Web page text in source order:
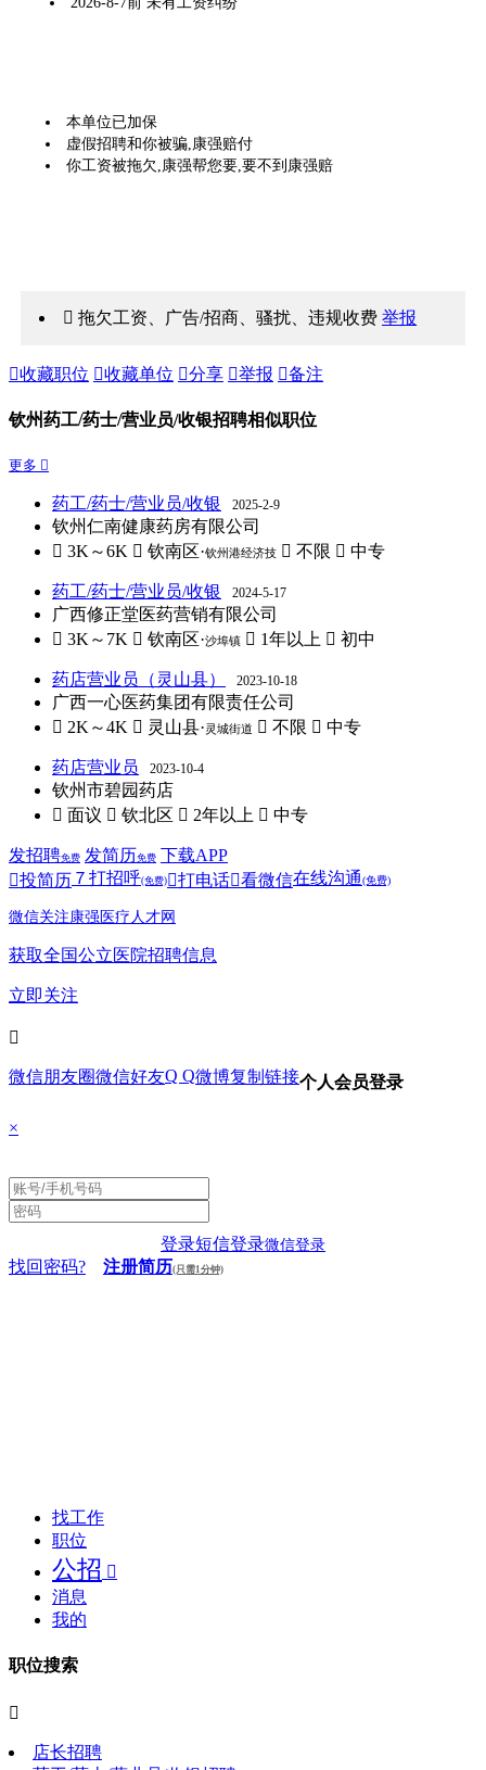
本单位已加保
虚假招聘和你被骗,康强赔付
你工资被拖欠,康强帮您要,要不到康强赔
 拖欠工资、广告/招商、骚扰、违规收费举报
收藏职位 收藏单位 分享 举报 备注
钦州药工/药士/营业员/收银招聘相似职位
更多 
药工/药士/营业员/收银 2025-2-9
钦州仁南健康药房有限公司
 3K～6K  钦南区·钦州港经济技  不限  中专
药工/药士/营业员/收银 2024-5-17
广西修正堂医药营销有限公司
 3K～7K  钦南区·沙埠镇  1年以上  初中
药店营业员（灵山县） 2023-10-18
广西一心医药集团有限责任公司
 2K～4K  灵山县·灵城街道  不限  中专
药店营业员 2023-10-4
钦州市碧园药店
 面议  钦北区  2年以上  中专
发招聘免费 发简历免费 下载APP
投简历 ７ 打招呼(免费) 打电话看微信在线沟通(免费)
微信关注康强医疗人才网
获取全国公立医院招聘信息
立即关注

微信朋友圈微信好友Q Q微博复制链接个人会员登录
×
登录短信登录微信登录
找回密码? 注册简历(只需1分钟)
找工作
职位
公招 
消息
我的
职位搜索

店长招聘